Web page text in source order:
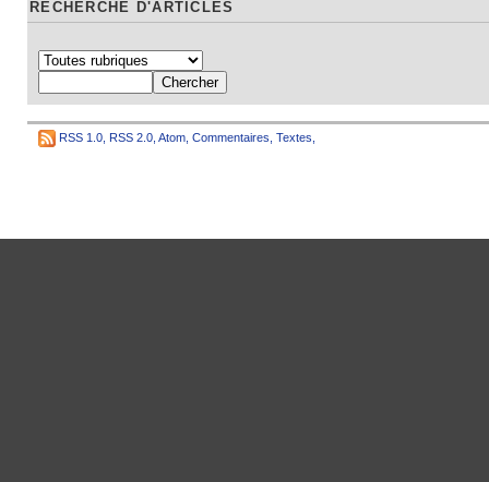
RECHERCHE D'ARTICLES
RSS 1.0 RSS 2.0 Atom Commentaires Textes